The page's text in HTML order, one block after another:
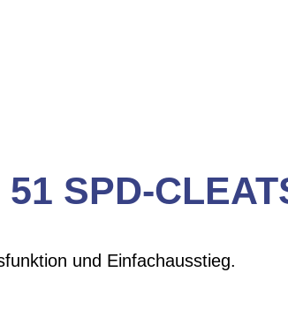
51 SPD-
und Einfachausstieg.